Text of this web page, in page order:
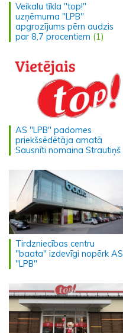
Veikalu tīkla "top!"
uzņēmuma "LPB"
apgrozījums pērn audzis
par 8,7 procentiem (1)
AS "LPB" padomes
priekšsēdētāja amatā
Sausnīti nomaina Strautiņš
Tirdzniecības centru
"baata" izdevīgi nopērk AS
"LPB"